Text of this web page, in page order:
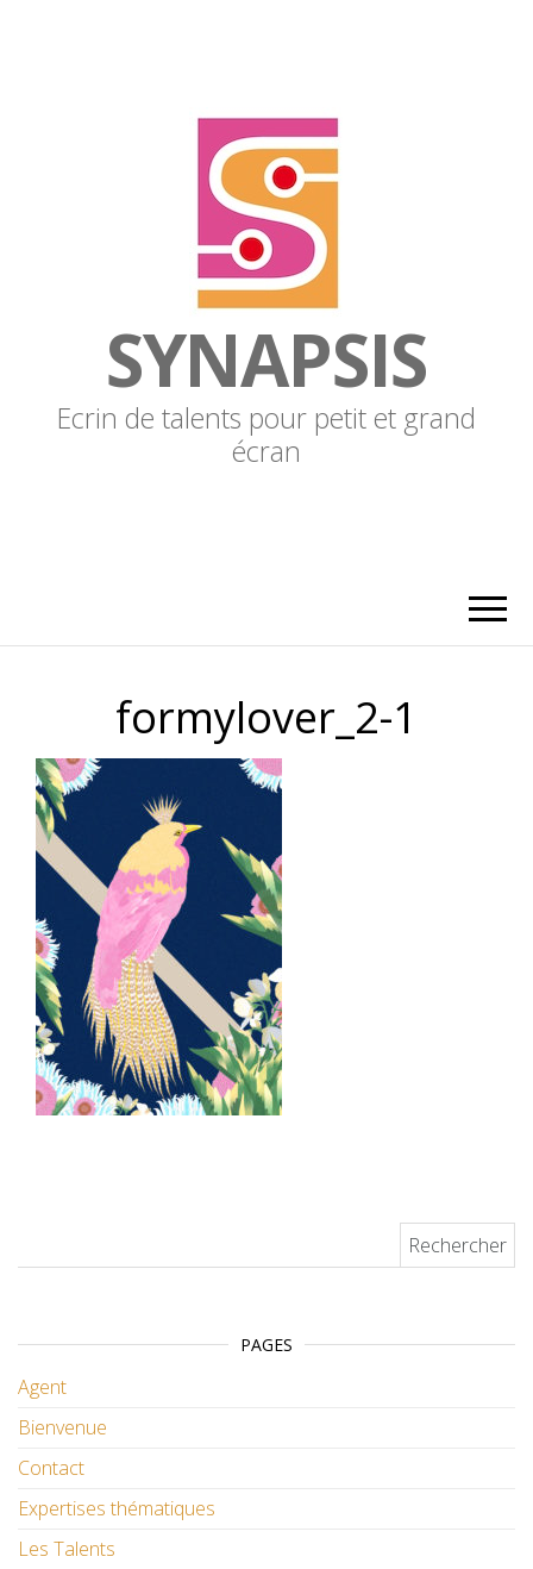
SYNAPSIS
Ecrin de talents pour petit et grand
écran
formylover_2-1
PAGES
Agent
Bienvenue
Contact
Expertises thématiques
Les Talents